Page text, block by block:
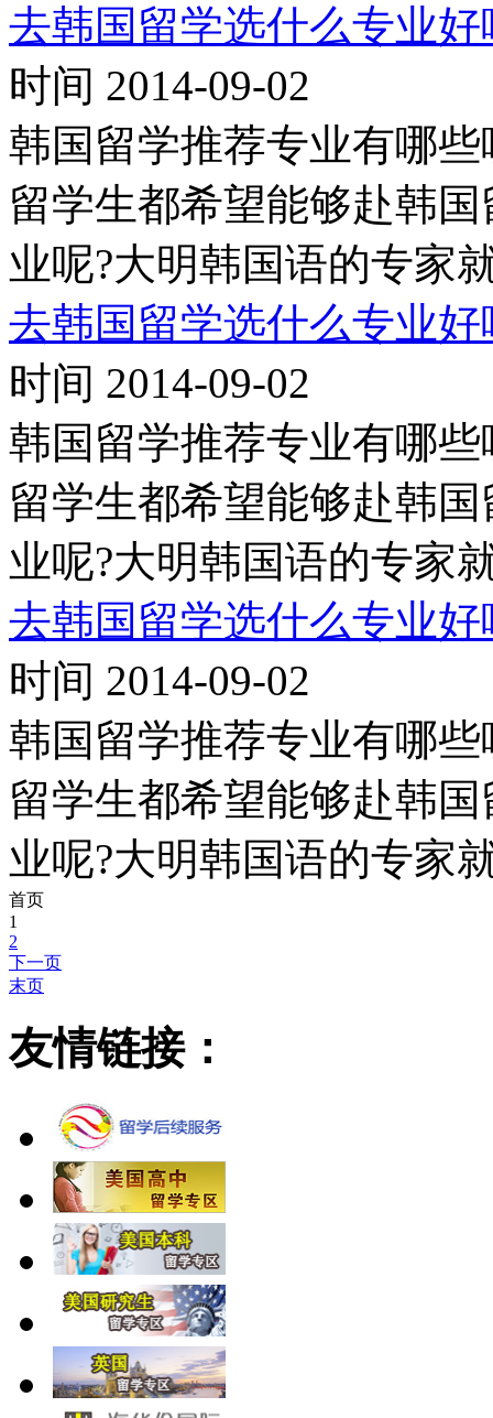
去韩国留学选什么专业好
时间 2014-09-02
韩国留学推荐专业有哪
留学生都希望能够赴韩
业呢?大明韩国语的专家
去韩国留学选什么专业好
时间 2014-09-02
韩国留学推荐专业有哪
留学生都希望能够赴韩
业呢?大明韩国语的专家
去韩国留学选什么专业好
时间 2014-09-02
韩国留学推荐专业有哪
留学生都希望能够赴韩
业呢?大明韩国语的专家
首页
1
2
下一页
末页
友情链接：